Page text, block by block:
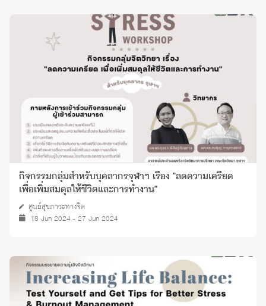
กิจกรรมกลุ่มสำหรับบุคลากรจุฬาฯ เรื่อง "ลดความเครียด
เพื่อเพิ่มสมดุลให้ชีวิตและการทำงาน"
ศูนย์สุขภาวะทางจิต
18 Jun 2024 - 27 Jun 2024